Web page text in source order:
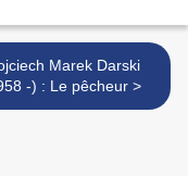
Marek Darski
(1958 -) : Le pêcheur >